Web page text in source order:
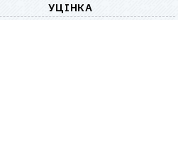
УЦІНКА